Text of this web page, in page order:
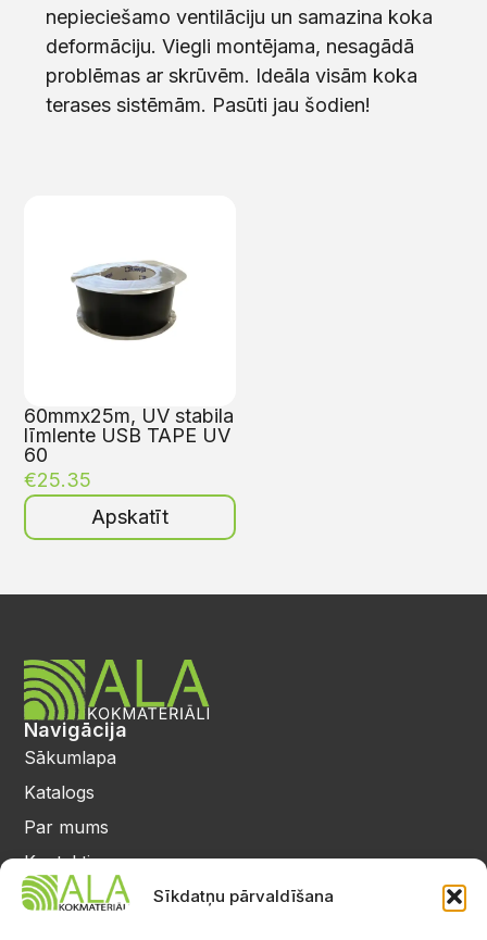
Sīkdatņu pārvaldīšana
nepieciešamo ventilāciju un samazina koka
deformāciju. Viegli montējama, nesagādā
problēmas ar skrūvēm. Ideāla visām koka
terases sistēmām. Pasūti jau šodien!
60mmx25m, UV stabila
līmlente USB TAPE UV
60
€25.35
Apskatīt
Navigācija
Sākumlapa
Katalogs
Par mums
Kontakti
Privātuma politika